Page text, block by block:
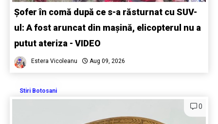
Șofer în comă după ce s-a răsturnat cu SUV-
ul: A fost aruncat din mașină, elicopterul nu a
putut ateriza - VIDEO
Estera Vicoleanu Aug 09, 2026
Stiri Botosani
0